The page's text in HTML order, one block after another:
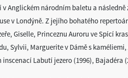
v Anglickém národním baletu a
v Londýně. Z jejího bohatého
Giselle, Princeznu Auroru ve Spící
Sylvii, Marguerite v Dámě s
Labutí jezero (1996), Bajadéra